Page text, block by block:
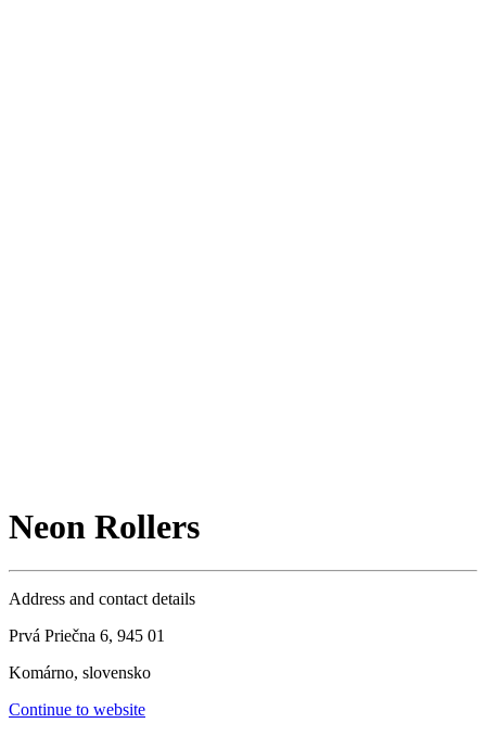
Neon Rollers
Address and contact details
Prvá Priečna 6, 945 01
Komárno, slovensko
Continue to website